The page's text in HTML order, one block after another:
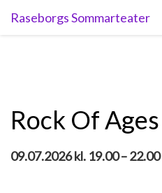
Raseborgs Sommarteater
Rock Of Ages
09.07.2026 kl. 19.00 – 22.00